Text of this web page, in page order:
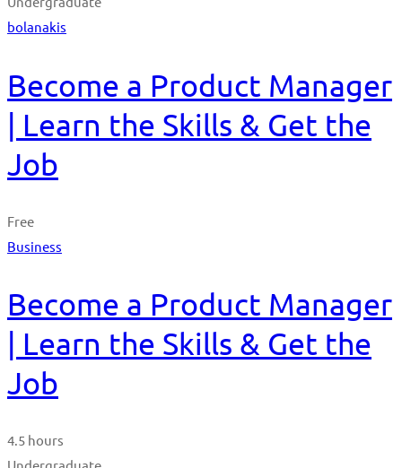
bolanakis
Become a Product Manager
| Learn the Skills & Get the
Job
Free
Business
Become a Product Manager
| Learn the Skills & Get the
Job
4.5 hours